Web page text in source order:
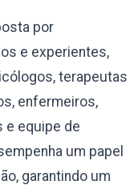
por
e experientes,
terapeutas
enfermeiros,
equipe de
um papel
garantindo um